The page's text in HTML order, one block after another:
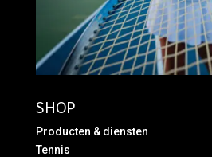
SHOP
Producten & diensten
Tennis